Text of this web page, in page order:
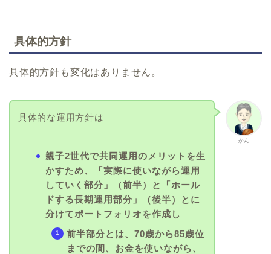
具体的方針
具体的方針も変化はありません。
かん
具体的な運用方針は
親子2世代で共同運用のメリットを生
かすため、「実際に使いながら運用
していく部分」（前半）と「ホール
ドする長期運用部分」（後半）とに
分けてポートフォリオを作成し
前半部分とは、70歳から85歳位
までの間、お金を使いながら、